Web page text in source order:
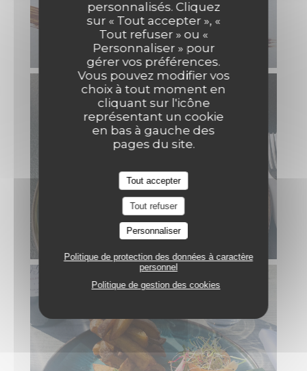
personnalisés. Cliquez
sur « Tout accepter », «
Tout refuser » ou «
Personnaliser » pour
gérer vos préférences.
Vous pouvez modifier vos
choix à tout moment en
cliquant sur l'icône
représentant un cookie
en bas à gauche des
pages du site.
Tout accepter
Tout refuser
Personnaliser
Politique de protection des données à caractère
personnel
Politique de gestion des cookies